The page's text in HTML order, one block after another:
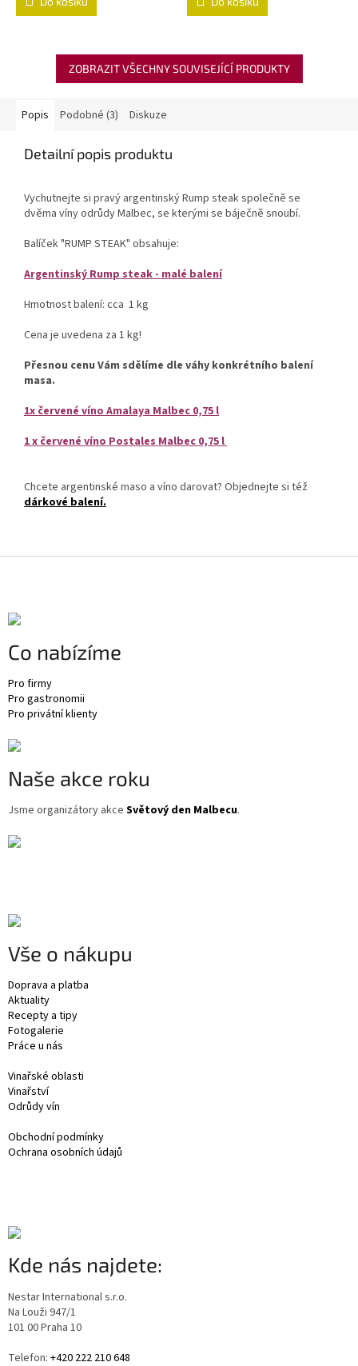
ZOBRAZIT VŠECHNY SOUVISEJÍCÍ PRODUKTY
Popis Podobné (3) Diskuze
Detailní popis produktu
Vychutnejte si pravý argentinský Rump steak společně se
dvěma víny odrůdy Malbec, se kterými se báječně snoubí.
Balíček "RUMP STEAK" obsahuje:
Argentinský Rump steak - malé balení
Hmotnost balení: cca 1 kg
Cena je uvedena za 1 kg!
Přesnou cenu Vám sdělíme dle váhy konkrétního balení
masa.
1x červené víno Amalaya Malbec 0,75 l
1 x červené víno Postales Malbec 0,75 l
Chcete argentinské maso a víno darovat? Objednejte si též
dárkové balení.
Co nabízíme
Pro firmy
Pro gastronomii
Pro privátní klienty
Naše akce roku
Jsme organizátory akce Světový den Malbecu.
Vše o nákupu
Doprava a platba
Aktuality
Recepty a tipy
Fotogalerie
Práce u nás
Vinařské oblasti
Vinařství
Odrůdy vín
Obchodní podmínky
Ochrana osobních údajů
Kde nás najdete:
Nestar International s.r.o.
Na Louži 947/1
101 00 Praha 10
Telefon: +420 222 210 648